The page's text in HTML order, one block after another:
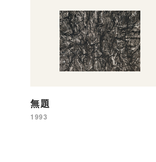
無題
1993